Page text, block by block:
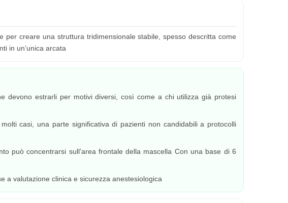
creare una struttura tridimensionale stabile, spesso descritta come
in un’unica arcata
devono estrarli per motivi diversi, così come a chi utilizza già protesi
casi, una parte significativa di pazienti non candidabili a protocolli
può concentrarsi sull’area frontale della mascella Con una base di 6
a valutazione clinica e sicurezza anestesiologica